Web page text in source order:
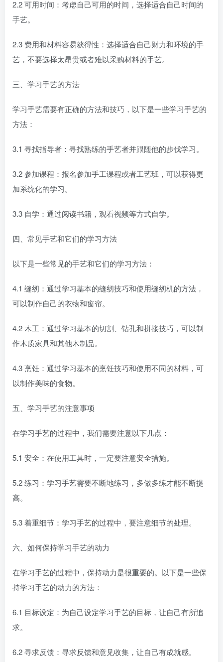
2.2 可用时间：考虑自己可用的时间，选择适合自己时间的
手艺。
2.3 费用和材料容易获得性：选择适合自己财力和环境的手
艺，不要选择太昂贵或者难以采购材料的手艺。
三、学习手艺的方法
学习手艺需要有正确的方法和技巧，以下是一些学习手艺的
方法：
3.1 寻找指导者：寻找熟练的手艺者并跟随他的步伐学习。
3.2 参加课程：报名参加手工课程或者工艺班，可以获得更
加系统化的学习。
3.3 自学：通过阅读书籍，观看视频等方式自学。
四、常见手艺和它们的学习方法
以下是一些常见的手艺和它们的学习方法：
4.1 缝纫：通过学习基本的缝纫技巧和使用缝纫机的方法，
可以制作自己的衣物和窗帘。
4.2 木工：通过学习基本的切割、钻孔和拼接技巧，可以制
作木质家具和其他木制品。
4.3 烹饪：通过学习基本的烹饪技巧和使用不同的材料，可
以制作美味的食物。
五、学习手艺的注意事项
在学习手艺的过程中，我们需要注意以下几点：
5.1 安全：在使用工具时，一定要注意安全措施。
5.2 练习：学习手艺需要不断地练习，多做多练才能不断提
高。
5.3 着重细节：学习手艺的过程中，要注意细节的处理。
六、如何保持学习手艺的动力
在学习手艺的过程中，保持动力是很重要的。以下是一些保
持学习手艺的动力的方法：
6.1 目标设定：为自己设定学习手艺的目标，让自己有所追
求。
6.2 寻求反馈：寻求反馈和意见收集，让自己有成就感。